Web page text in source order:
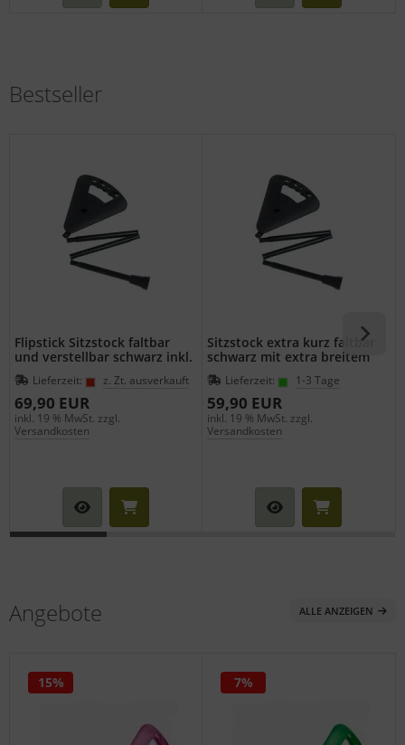
Bestseller
Flipstick Sitzstock faltbar
und verstellbar schwarz inkl.
Ersatzfuss
Lieferzeit: z. Zt. ausverkauft
69,90 EUR
inkl. 19 % MwSt. zzgl.
Versandkosten
Sitzstock extra kurz faltbar
schwarz mit extra breitem
Gummipuffer
Lieferzeit: 1-3 Tage
59,90 EUR
inkl. 19 % MwSt. zzgl.
Versandkosten
Angebote ALLE ANZEIGEN
15% 7%